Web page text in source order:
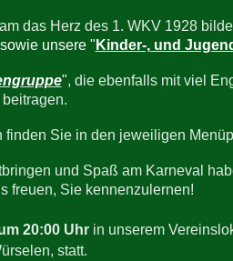
das Herz des 1. WKV 1928
sowie unsere " Kinder-, und
", die ebenfalls mit viel
Sie in den jeweiligen
und Spaß am Karneval
freuen, Sie kennenzulernen!
20:00 Uhrin unserem
statt.